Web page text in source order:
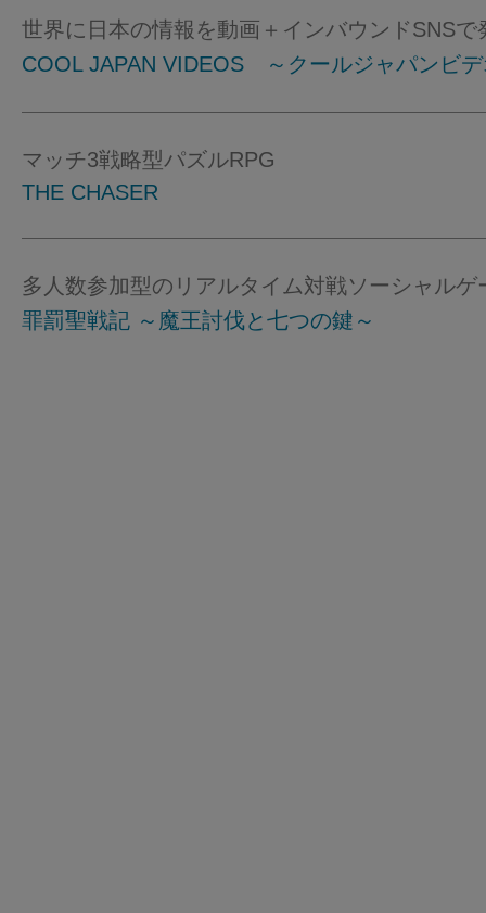
世界に日本の情報を動画＋インバウンドSNSで
COOL JAPAN VIDEOS ～クールジャパンビ
マッチ3戦略型パズルRPG
THE CHASER
多人数参加型のリアルタイム対戦ソーシャルゲ
罪罰聖戦記 ～魔王討伐と七つの鍵～